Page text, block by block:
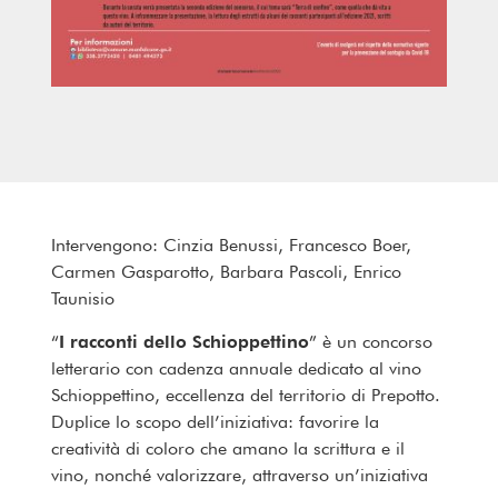
Intervengono: Cinzia Benussi, Francesco Boer,
Carmen Gasparotto, Barbara Pascoli, Enrico
Taunisio
“I racconti dello Schioppettino” è un concorso
letterario con cadenza annuale dedicato al vino
Schioppettino, eccellenza del territorio di Prepotto.
Duplice lo scopo dell’iniziativa: favorire la
creatività di coloro che amano la scrittura e il
vino, nonché valorizzare, attraverso un’iniziativa